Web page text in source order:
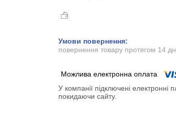
повернення товару протягом 14
У компанії підключені
покидаючи сайту.